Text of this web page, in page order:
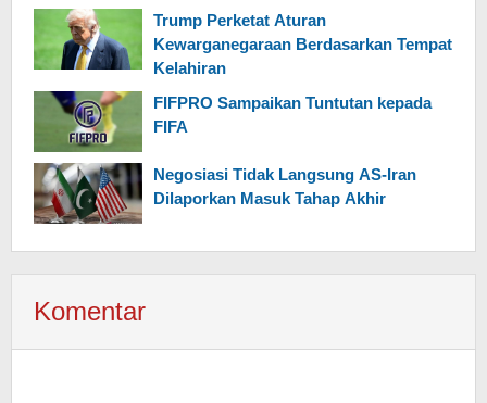
Trump Perketat Aturan
Kewarganegaraan Berdasarkan Tempat
Kelahiran
FIFPRO Sampaikan Tuntutan kepada
FIFA
Negosiasi Tidak Langsung AS-Iran
Dilaporkan Masuk Tahap Akhir
Komentar